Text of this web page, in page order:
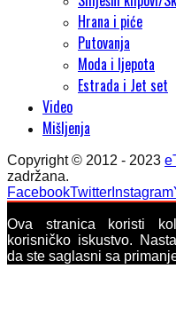
Hrana i piće
Putovanja
Moda i ljepota
Estrada i Jet set
Video
Mišljenja
Copyright © 2012 - 2023
zadržana.
FacebookTwitter Instagram
Ova stranica koristi
korisničko iskustvo.
da ste saglasni sa